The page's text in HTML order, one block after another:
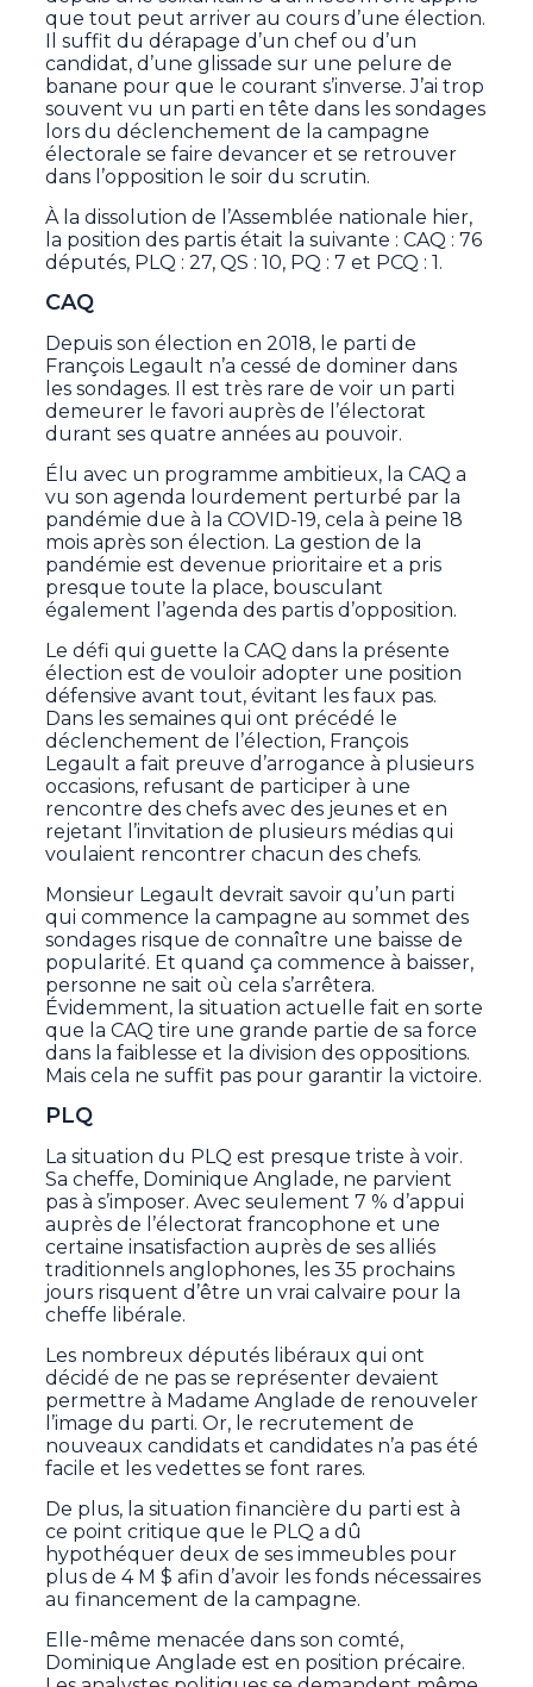
que tout peut arriver au cours d’une élection.
Il suffit du dérapage d’un chef ou d’un
candidat, d’une glissade sur une pelure de
banane pour que le courant s’inverse. J’ai trop
souvent vu un parti en tête dans les sondages
lors du déclenchement de la campagne
électorale se faire devancer et se retrouver
dans l’opposition le soir du scrutin.
À la dissolution de l’Assemblée nationale hier,
la position des partis était la suivante : CAQ : 76
députés, PLQ : 27, QS : 10, PQ : 7 et PCQ : 1.
CAQ
Depuis son élection en 2018, le parti de
François Legault n’a cessé de dominer dans
les sondages. Il est très rare de voir un parti
demeurer le favori auprès de l’électorat
durant ses quatre années au pouvoir.
Élu avec un programme ambitieux, la CAQ a
vu son agenda lourdement perturbé par la
pandémie due à la COVID-19, cela à peine 18
mois après son élection. La gestion de la
pandémie est devenue prioritaire et a pris
presque toute la place, bousculant
également l’agenda des partis d’opposition.
Le défi qui guette la CAQ dans la présente
élection est de vouloir adopter une position
défensive avant tout, évitant les faux pas.
Dans les semaines qui ont précédé le
déclenchement de l’élection, François
Legault a fait preuve d’arrogance à plusieurs
occasions, refusant de participer à une
rencontre des chefs avec des jeunes et en
rejetant l’invitation de plusieurs médias qui
voulaient rencontrer chacun des chefs.
Monsieur Legault devrait savoir qu’un parti
qui commence la campagne au sommet des
sondages risque de connaître une baisse de
popularité. Et quand ça commence à baisser,
personne ne sait où cela s’arrêtera.
Évidemment, la situation actuelle fait en sorte
que la CAQ tire une grande partie de sa force
dans la faiblesse et la division des oppositions.
Mais cela ne suffit pas pour garantir la victoire.
PLQ
La situation du PLQ est presque triste à voir.
Sa cheffe, Dominique Anglade, ne parvient
pas à s’imposer. Avec seulement 7 % d’appui
auprès de l’électorat francophone et une
certaine insatisfaction auprès de ses alliés
traditionnels anglophones, les 35 prochains
jours risquent d’être un vrai calvaire pour la
cheffe libérale.
Les nombreux députés libéraux qui ont
décidé de ne pas se représenter devaient
permettre à Madame Anglade de renouveler
l’image du parti. Or, le recrutement de
nouveaux candidats et candidates n’a pas été
facile et les vedettes se font rares.
De plus, la situation financière du parti est à
ce point critique que le PLQ a dû
hypothéquer deux de ses immeubles pour
plus de 4 M $ afin d’avoir les fonds nécessaires
au financement de la campagne.
Elle-même menacée dans son comté,
Dominique Anglade est en position précaire.